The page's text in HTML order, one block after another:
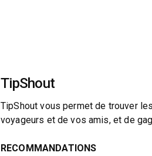
TipShout
TipShout vous permet de trouver
voyageurs et de vos amis, et de
RECOMMANDATIONS